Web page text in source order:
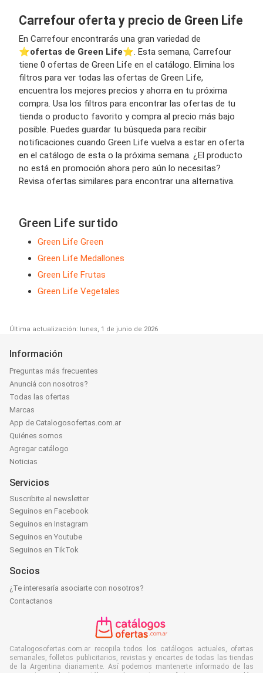
Carrefour oferta y precio de Green Life
En Carrefour encontrarás una gran variedad de
⭐️ofertas de Green Life⭐️. Esta semana, Carrefour
tiene 0 ofertas de Green Life en el catálogo. Elimina los
filtros para ver todas las ofertas de Green Life,
encuentra los mejores precios y ahorra en tu próxima
compra. Usa los filtros para encontrar las ofertas de tu
tienda o producto favorito y compra al precio más bajo
posible. Puedes guardar tu búsqueda para recibir
notificaciones cuando Green Life vuelva a estar en oferta
en el catálogo de esta o la próxima semana. ¿El producto
no está en promoción ahora pero aún lo necesitas?
Revisa ofertas similares para encontrar una alternativa.
Green Life surtido
Green Life Green
Green Life Medallones
Green Life Frutas
Green Life Vegetales
Última actualización: lunes, 1 de junio de 2026
Información
Preguntas más frecuentes
Anunciá con nosotros?
Todas las ofertas
Marcas
App de Catalogosofertas.com.ar
Quiénes somos
Agregar catálogo
Noticias
Servicios
Suscribite al newsletter
Seguinos en Facebook
Seguinos en Instagram
Seguinos en Youtube
Seguinos en TikTok
Socios
¿Te interesaría asociarte con nosotros?
Contactanos
Catalogosofertas.com.ar recopila todos los catálogos actuales, ofertas
semanales, folletos publicitarios, revistas y encartes de todas las tiendas
de la Argentina diariamente. Así podemos mantenerte informado de las